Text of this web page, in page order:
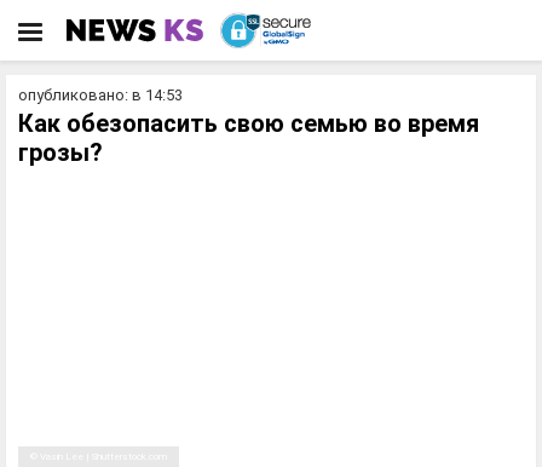
опубликовано: в 14:53
Как обезопасить свою семью во время
грозы?